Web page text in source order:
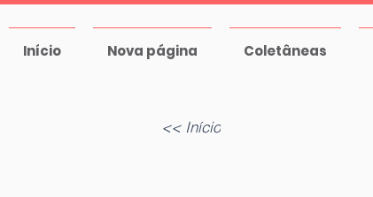
Início Nova página Coletâneas
<< Início